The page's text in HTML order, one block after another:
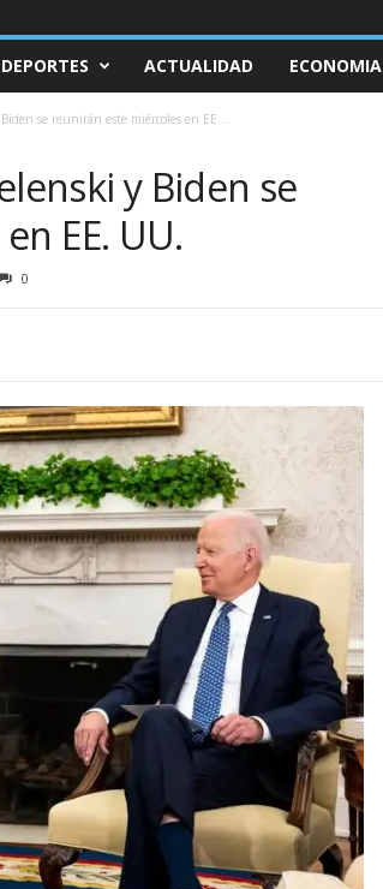
DEPORTES ACTUALIDAD ECONOMIA
se reunirán este miércoles en EE....
y Biden se
EE. UU.
0